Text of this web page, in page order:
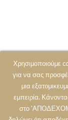
Χρησιμοποιούμε
για να σας
μια
εμπειρία.
στο
© 2020